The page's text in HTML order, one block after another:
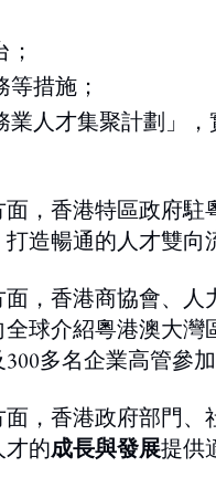
措施；
業人才集聚計劃」
面，香港特區政府駐
造暢通的人才雙向
面，香港商協會、人
球介紹粵港澳大
多名企業高管參加
，香港政府部門
的成長與發展提供